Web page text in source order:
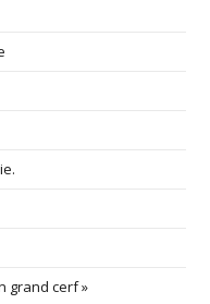
grand cerf »